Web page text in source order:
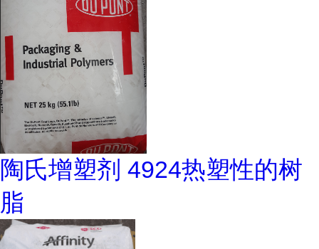
陶氏增塑剂 4924热塑性的树
脂